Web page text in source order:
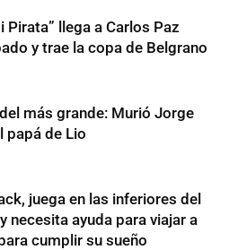
Pirata” llega a Carlos Paz
y trae la copa de Belgrano
más grande: Murió Jorge
papá de Lio
juega en las inferiores del
necesita ayuda para viajar a
cumplir su sueño